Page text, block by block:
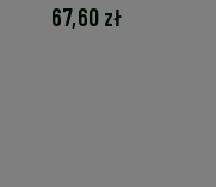
67,60 zł